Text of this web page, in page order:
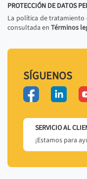
PROTECCIÓN DE DATOS
La política de tratamiento
consultada en Términos
SÍGUENOS
SERVICIO AL
¡Estamos para